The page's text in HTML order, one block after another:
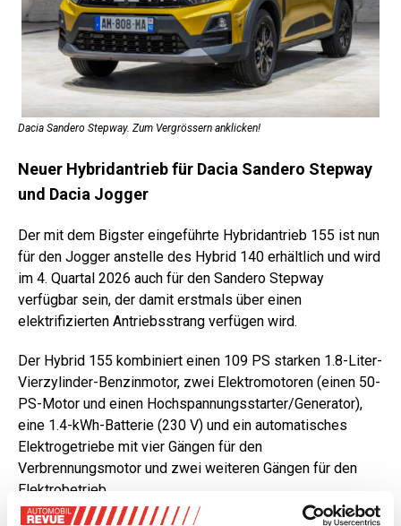
Dacia Sandero Stepway. Zum Vergrössern anklicken!
Neuer Hybridantrieb für Dacia Sandero Stepway
und Dacia Jogger
Der mit dem Bigster eingeführte Hybridantrieb 155 ist nun
für den Jogger anstelle des Hybrid 140 erhältlich und wird
im 4. Quartal 2026 auch für den Sandero Stepway
verfügbar sein, der damit erstmals über einen
elektrifizierten Antriebsstrang verfügen wird.
Der Hybrid 155 kombiniert einen 109 PS starken 1.8-Liter-
Vierzylinder-Benzinmotor, zwei Elektromotoren (einen 50-
PS-Motor und einen Hochspannungsstarter/Generator),
eine 1.4-kWh-Batterie (230 V) und ein automatisches
Elektrogetriebe mit vier Gängen für den
Verbrennungsmotor und zwei weiteren Gängen für den
Elektrobetrieb.